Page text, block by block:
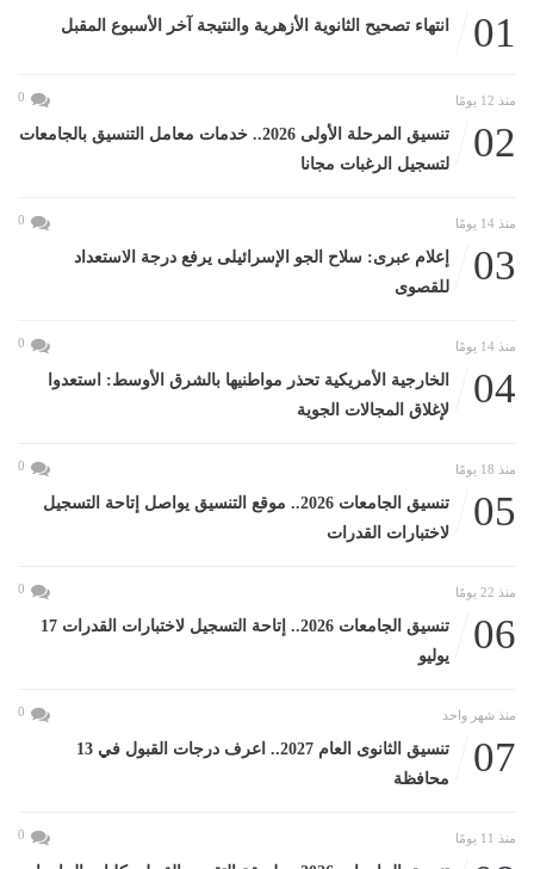
01 انتهاء تصحيح الثانوية الأزهرية والنتيجة آخر الأسبوع المقبل
منذ 12 يومًا 0
02
تنسيق المرحلة الأولى 2026.. خدمات معامل التنسيق بالجامعات
لتسجيل الرغبات مجانا
منذ 14 يومًا 0
03
إعلام عبرى: سلاح الجو الإسرائيلى يرفع درجة الاستعداد
للقصوى
منذ 14 يومًا 0
04
الخارجية الأمريكية تحذر مواطنيها بالشرق الأوسط: استعدوا
لإغلاق المجالات الجوية
منذ 18 يومًا 0
05
تنسيق الجامعات 2026.. موقع التنسيق يواصل إتاحة التسجيل
لاختبارات القدرات
منذ 22 يومًا 0
06
تنسيق الجامعات 2026.. إتاحة التسجيل لاختبارات القدرات 17
يوليو
منذ شهر واحد 0
07
تنسيق الثانوى العام 2027.. اعرف درجات القبول في 13
محافظة
منذ 11 يومًا 0